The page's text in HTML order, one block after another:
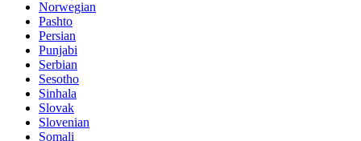
Norwegian
Pashto
Persian
Punjabi
Serbian
Sesotho
Sinhala
Slovak
Slovenian
Somali